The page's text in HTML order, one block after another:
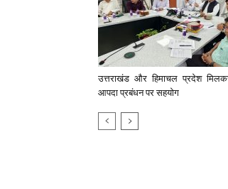
उत्तराखंड और हिमाचल प्रदेश
आपदा प्रबंधन पर सहयाेग